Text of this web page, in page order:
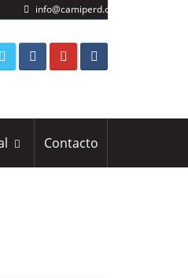
info@camiperd.org
Contacto